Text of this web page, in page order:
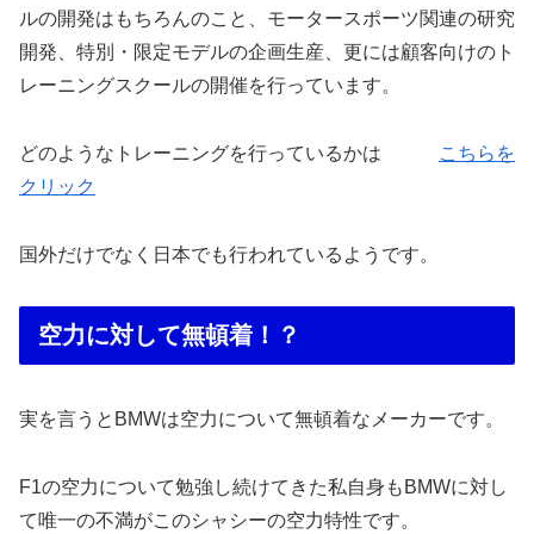
ルの開発はもちろんのこと、モータースポーツ関連の研究
開発、特別・限定モデルの企画生産、更には顧客向けのト
レーニングスクールの開催を行っています。
どのようなトレーニングを行っているかは
こちらを
クリック
国外だけでなく日本でも行われているようです。
空力に対して無頓着！？
実を言うとBMWは空力について無頓着なメーカーです。
F1の空力について勉強し続けてきた私自身もBMWに対し
て唯一の不満がこのシャシーの空力特性です。